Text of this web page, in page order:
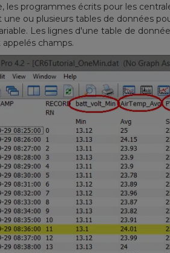
les programmes écrits pour les
ou plusieurs tables de données
Les lignes d'une table de
champs.